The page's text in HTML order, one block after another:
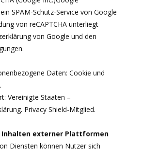
SPAM-Schutz-Service von Google
von reCAPTCHA unterliegt
von Google und den
Daten: Cookie und
Vereinigte Staaten –
Privacy Shield-Mitglied.
Inhalten externer Plattformen
Diensten können Nutzer sich